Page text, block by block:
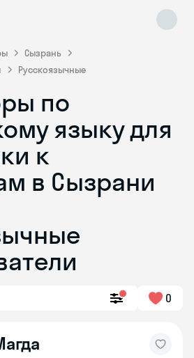
Сызрань
Русскоязычные
по
языку для
к
в Сызрани
0